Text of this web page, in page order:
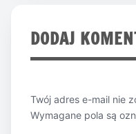
DODAJ
Twój adres e-mail nie
Wymagane pola są